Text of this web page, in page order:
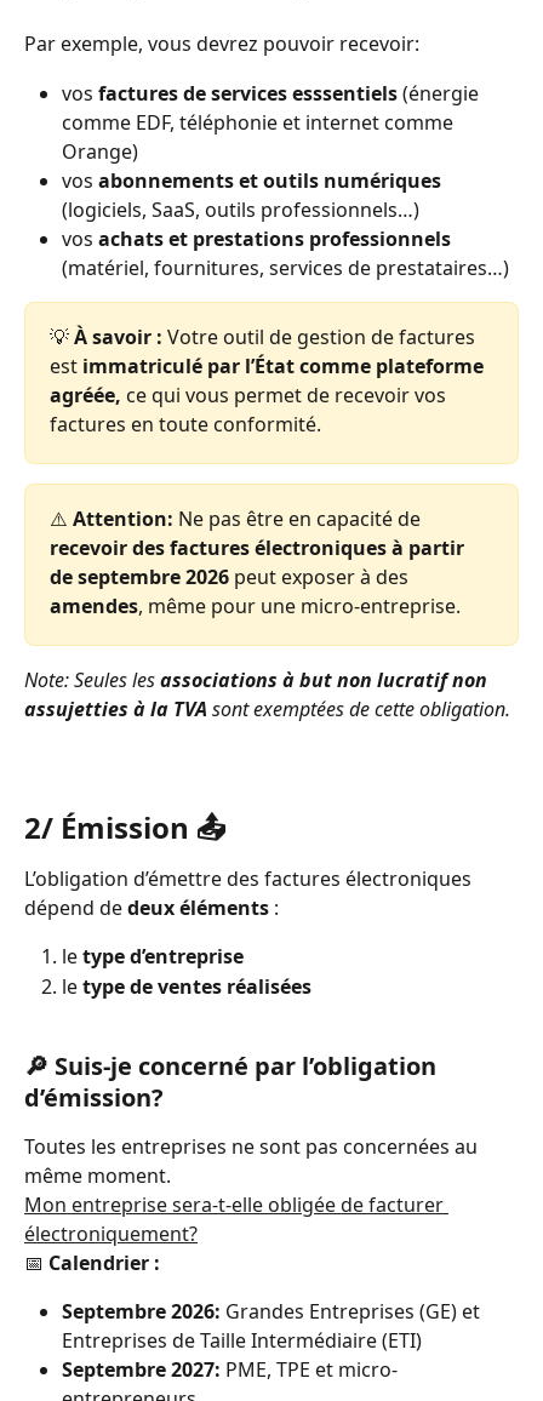
Par exemple, vous devrez pouvoir recevoir:
vos factures de services esssentiels (énergie
comme EDF, téléphonie et internet comme
Orange)
vos abonnements et outils numériques
(logiciels, SaaS, outils professionnels…)
vos achats et prestations professionnels
(matériel, fournitures, services de prestataires…)
💡 À savoir : Votre outil de gestion de factures
est immatriculé par l’État comme plateforme
agréée, ce qui vous permet de recevoir vos
factures en toute conformité.
⚠️ Attention: Ne pas être en capacité de
recevoir des factures électroniques à partir
de septembre 2026 peut exposer à des
amendes, même pour une micro-entreprise.
Note: Seules les associations à but non lucratif non
assujetties à la TVA sont exemptées de cette obligation.
2/ Émission 📤
L’obligation d’émettre des factures électroniques
dépend de deux éléments :
le type d’entreprise
le type de ventes réalisées
🔎 Suis-je concerné par l’obligation
d’émission?
Toutes les entreprises ne sont pas concernées au
même moment.
Mon entreprise sera-t-elle obligée de facturer
électroniquement?
📅 Calendrier :
Septembre 2026: Grandes Entreprises (GE) et
Entreprises de Taille Intermédiaire (ETI)
Septembre 2027: PME, TPE et micro-